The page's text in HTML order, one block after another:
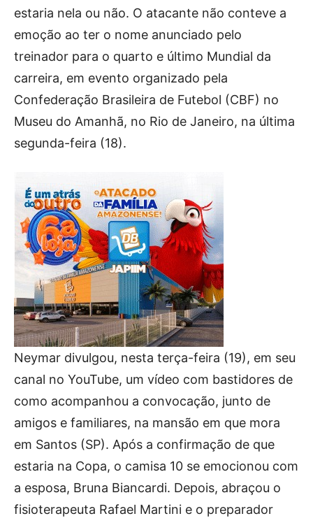
estaria nela ou não. O atacante não conteve a
emoção ao ter o nome anunciado pelo
treinador para o quarto e último Mundial da
carreira, em evento organizado pela
Confederação Brasileira de Futebol (CBF) no
Museu do Amanhã, no Rio de Janeiro, na última
segunda-feira (18).
Neymar divulgou, nesta terça-feira (19), em seu
canal no YouTube, um vídeo com bastidores de
como acompanhou a convocação, junto de
amigos e familiares, na mansão em que mora
em Santos (SP). Após a confirmação de que
estaria na Copa, o camisa 10 se emocionou com
a esposa, Bruna Biancardi. Depois, abraçou o
fisioterapeuta Rafael Martini e o preparador